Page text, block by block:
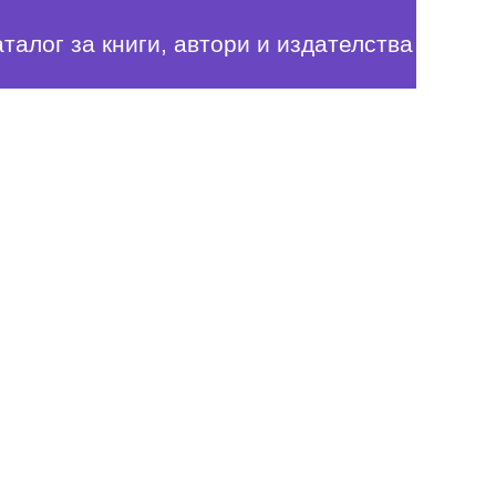
за книги, автори и издателства